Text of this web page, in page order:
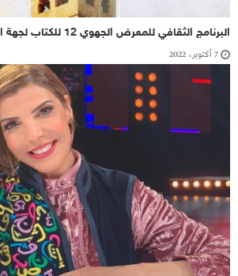
البرنامج الثقافي للمعرض الجهوي 12 للكتاب لجهة الشرق
7 أكتوبر، 2022